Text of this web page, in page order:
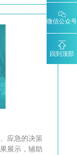
微信公众号
回到顶部
应急的决策
展示，辅助